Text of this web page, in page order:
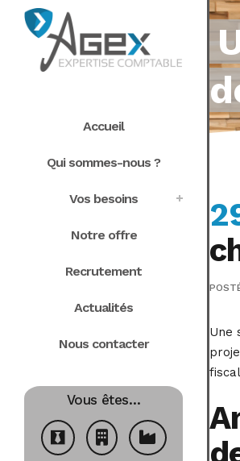
Accueil
Qui sommes-nous ?
Vos besoins
Notre offre
Recrutement
Actualités
Nous contacter
Vous êtes…
Une